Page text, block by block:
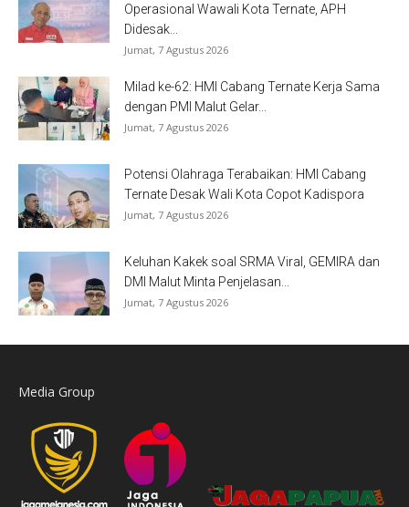
Operasional Wawali Kota Ternate, APH
Didesak...
Jumat, 7 Agustus 2026
Milad ke-62: HMI Cabang Ternate Kerja Sama
dengan PMI Malut Gelar...
Jumat, 7 Agustus 2026
Potensi Olahraga Terabaikan: HMI Cabang
Ternate Desak Wali Kota Copot Kadispora
Jumat, 7 Agustus 2026
Keluhan Kakek soal SRMA Viral, GEMIRA dan
DMI Malut Minta Penjelasan...
Jumat, 7 Agustus 2026
Media Group